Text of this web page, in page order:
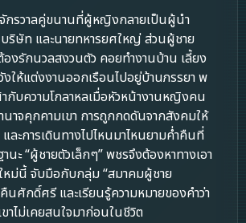
จักรวาลคู่ขนานที่ผู้หญิงกลายเป็นผู้นำ
บริษัท และนายทหารยศใหญ่ ส่วนผู้ชาย
งรักนวลสงวนตัว คอยทำงานบ้าน เลี้ยง
ให้แต่งงานออกเรือนไปอยู่บ้านภรรยา พ
กับความโกลาหลเมื่อหัวหน้างานหญิงคน
นาจคุกคามเขา การถูกกดดันจากสังคมให้
ละการเดินทางไปไหนมาไหนยามค่ำคืนที่
นะ “ผู้ชายตัวเล็กๆ” พชรจึงต้องหาทางเอา
หม่นี้ จับมือกับกลุ่ม “สมาคมผู้ชาย
นศักดิ์ศรี และเรียนรู้ความหมายของคำว่า
าไม่เคยสนใจมาก่อนในชีวิต